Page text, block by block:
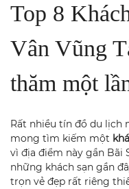
Top 8
Vân Vũng
thăm một
Rất nhiều tín đồ du lịch
mong tìm kiếm một
vì địa điểm này gần Bãi
những khách sạn gần
trọn vẻ đẹp rất riêng